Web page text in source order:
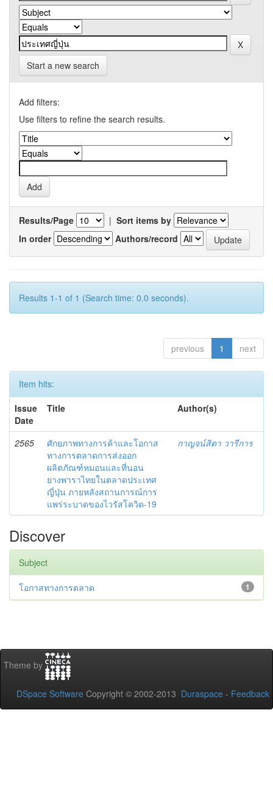
Start a new search
Add filters:
Use filters to refine the search results.
Results/Page | Sort items by
In order
Authors/record
Results 1-1 of 1 (Search time: 0.0 seconds).
previous 1 next
Item hits:
Issue
Date
Title Author(s)
2565
ศักยภาพทางการค้าและโอกาส
ทางการตลาดการส่งออก
ผลิตภัณฑ์หมอนและที่นอน
ยางพาราไทยในตลาดประเทศ
ญี่ปุ่น ภายหลังสถานการณ์การ
แพร่ระบาดของไวรัสโควิด-19
กาญจน์สิตา วารีการ
Discover
Subject
1
โอกาสทางการตลาด
Theme by
DSpace Software Copyright © 2002-2013 Duraspace - Feedback